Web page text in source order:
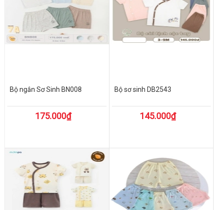
Bộ ngắn Sơ Sinh BN008
175.000₫
Bộ sơ sinh DB2543
145.000₫